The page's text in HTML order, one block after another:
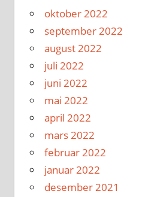
oktober 2022
september 2022
august 2022
juli 2022
juni 2022
mai 2022
april 2022
mars 2022
februar 2022
januar 2022
desember 2021